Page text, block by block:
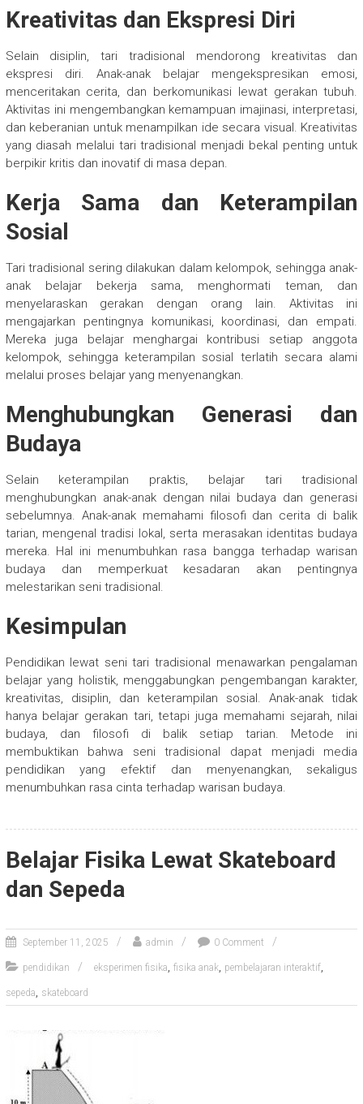
Kreativitas dan Ekspresi Diri
Selain disiplin, tari tradisional mendorong kreativitas dan
ekspresi diri. Anak-anak belajar mengekspresikan emosi,
menceritakan cerita, dan berkomunikasi lewat gerakan tubuh.
Aktivitas ini mengembangkan kemampuan imajinasi, interpretasi,
dan keberanian untuk menampilkan ide secara visual. Kreativitas
yang diasah melalui tari tradisional menjadi bekal penting untuk
berpikir kritis dan inovatif di masa depan.
Kerja Sama dan Keterampilan
Sosial
Tari tradisional sering dilakukan dalam kelompok, sehingga anak-
anak belajar bekerja sama, menghormati teman, dan
menyelaraskan gerakan dengan orang lain. Aktivitas ini
mengajarkan pentingnya komunikasi, koordinasi, dan empati.
Mereka juga belajar menghargai kontribusi setiap anggota
kelompok, sehingga keterampilan sosial terlatih secara alami
melalui proses belajar yang menyenangkan.
Menghubungkan Generasi dan
Budaya
Selain keterampilan praktis, belajar tari tradisional
menghubungkan anak-anak dengan nilai budaya dan generasi
sebelumnya. Anak-anak memahami filosofi dan cerita di balik
tarian, mengenal tradisi lokal, serta merasakan identitas budaya
mereka. Hal ini menumbuhkan rasa bangga terhadap warisan
budaya dan memperkuat kesadaran akan pentingnya
melestarikan seni tradisional.
Kesimpulan
Pendidikan lewat seni tari tradisional menawarkan pengalaman
belajar yang holistik, menggabungkan pengembangan karakter,
kreativitas, disiplin, dan keterampilan sosial. Anak-anak tidak
hanya belajar gerakan tari, tetapi juga memahami sejarah, nilai
budaya, dan filosofi di balik setiap tarian. Metode ini
membuktikan bahwa seni tradisional dapat menjadi media
pendidikan yang efektif dan menyenangkan, sekaligus
menumbuhkan rasa cinta terhadap warisan budaya.
Belajar Fisika Lewat Skateboard
dan Sepeda
September 11, 2025 admin 0 Comment
pendidikan eksperimen fisika, fisika anak, pembelajaran interaktif,
sepeda, skateboard